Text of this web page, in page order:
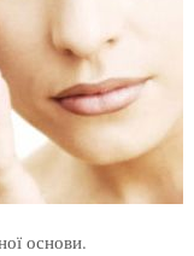
основи.